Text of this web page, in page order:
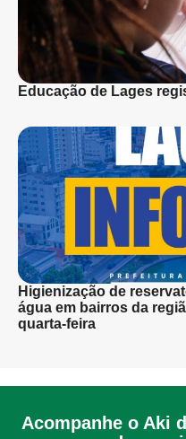
Educação de Lages
Higienização de
água em bairros da
quarta-feira
Acompanhe o Aki